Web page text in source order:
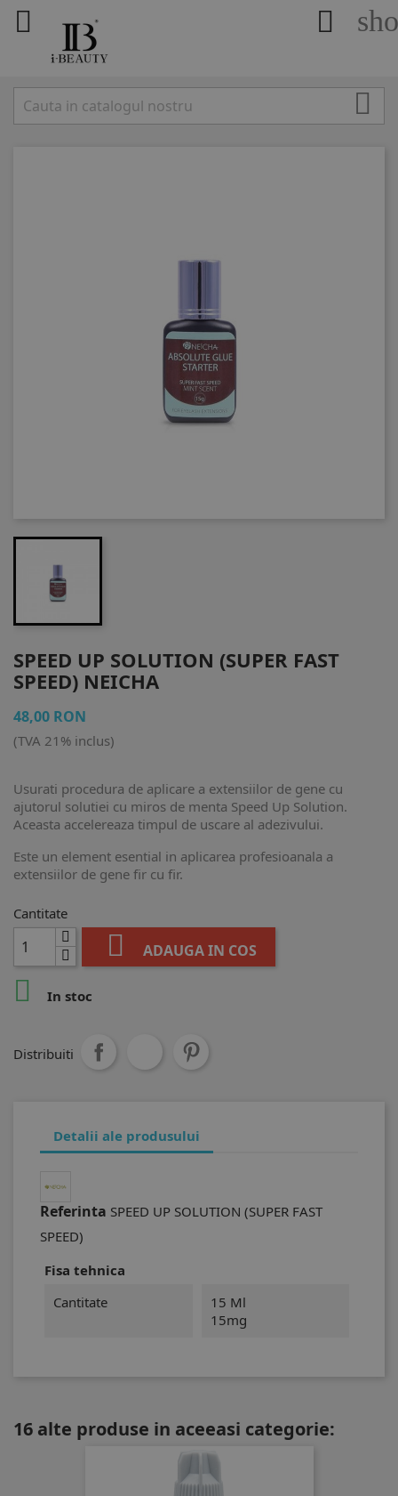
 

SPEED UP SOLUTION (SUPER FAST
SPEED) NEICHA
48,00 RON
(TVA 21% inclus)
Usurati procedura de aplicare a extensiilor de gene cu
ajutorul solutiei cu miros de menta Speed Up Solution.
Aceasta accelereaza timpul de uscare al adezivului.
Este un element esential in aplicarea profesioanala a
extensiilor de gene fir cu fir.
Cantitate
 ADAUGA IN COS
 In stoc
Distribuiti
Detalii ale produsului
Referinta SPEED UP SOLUTION (SUPER FAST
SPEED)
Fisa tehnica
Cantitate
15 Ml
15mg
16 alte produse in aceeasi categorie: